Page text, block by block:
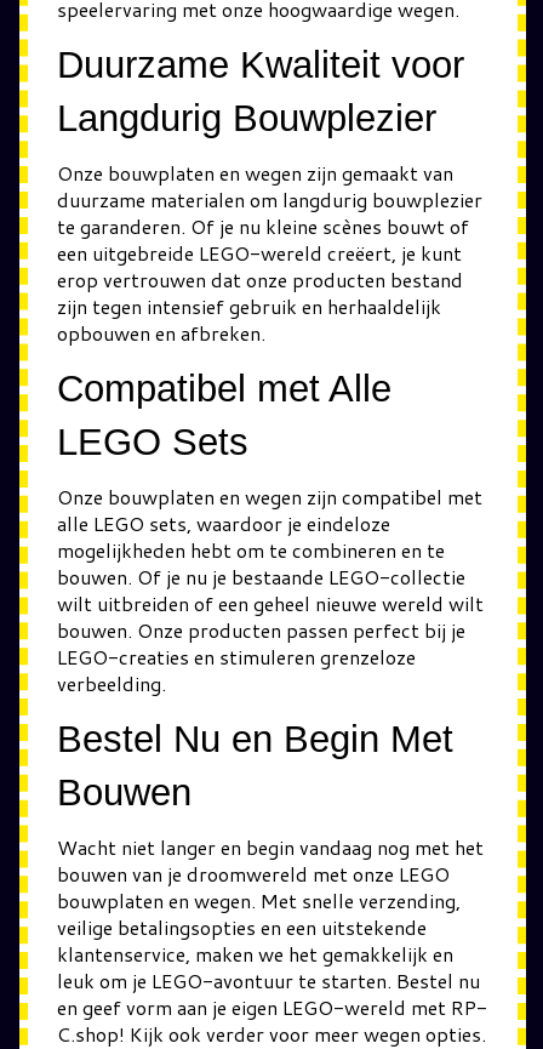
speelervaring met onze hoogwaardige wegen.
Duurzame Kwaliteit voor
Langdurig Bouwplezier
Onze bouwplaten en wegen zijn gemaakt van
duurzame materialen om langdurig bouwplezier
te garanderen. Of je nu kleine scènes bouwt of
een uitgebreide LEGO-wereld creëert, je kunt
erop vertrouwen dat onze producten bestand
zijn tegen intensief gebruik en herhaaldelijk
opbouwen en afbreken.
Compatibel met Alle
LEGO Sets
Onze bouwplaten en wegen zijn compatibel met
alle LEGO sets, waardoor je eindeloze
mogelijkheden hebt om te combineren en te
bouwen. Of je nu je bestaande LEGO-collectie
wilt uitbreiden of een geheel nieuwe wereld wilt
bouwen. Onze producten passen perfect bij je
LEGO-creaties en stimuleren grenzeloze
verbeelding.
Bestel Nu en Begin Met
Bouwen
Wacht niet langer en begin vandaag nog met het
bouwen van je droomwereld met onze LEGO
bouwplaten en wegen. Met snelle verzending,
veilige betalingsopties en een uitstekende
klantenservice, maken we het gemakkelijk en
leuk om je LEGO-avontuur te starten. Bestel nu
en geef vorm aan je eigen LEGO-wereld met RP-
C.shop! Kijk ook verder voor meer wegen opties.